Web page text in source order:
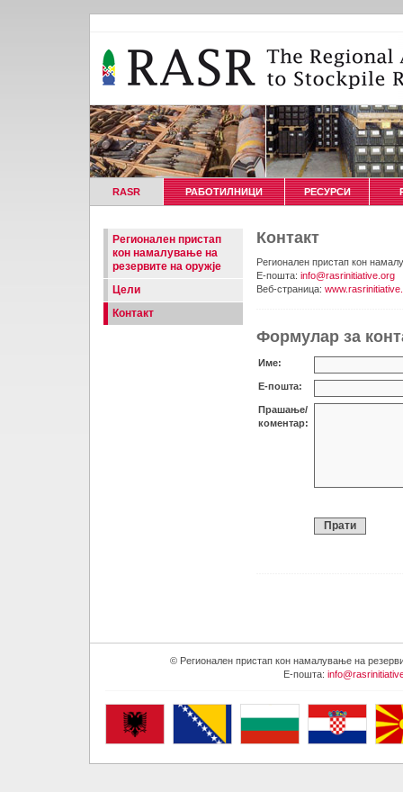
RASR РАБОТИЛНИЦИ РЕСУРСИ
Контакт
Регионален пристап кон
E-пошта: info@rasrinitiative.org
Веб-страница:
Формулар за
Име:
E-пошта:
Прашање/
коментар:
Регионален пристап
кон намалување на
резервите на оружје
Цели
Контакт
© Регионален пристап кон намалување на
E-пошта: